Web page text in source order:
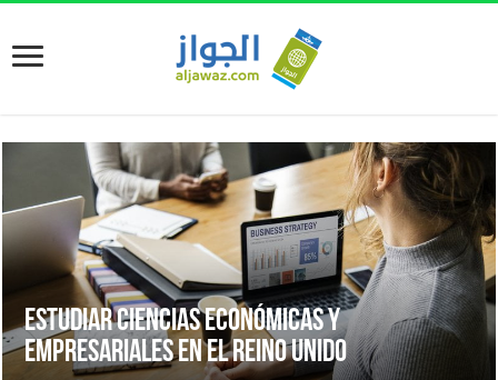
Estudiar Ciencias Económicas y
Empresariales en el Reino Unido